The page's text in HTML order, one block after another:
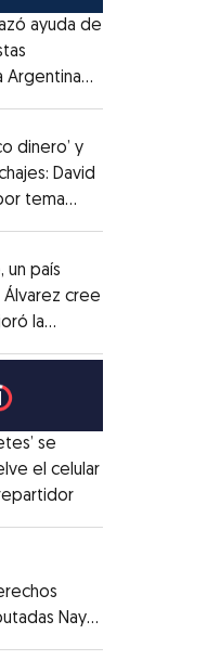
ayuda de
Argentina
dinero’ y
David
tema
un país
Álvarez cree
la
se
el celular
Opens in new
Nay